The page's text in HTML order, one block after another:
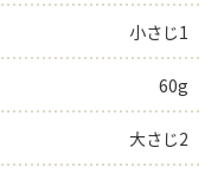
小さじ1
60g
大さじ2